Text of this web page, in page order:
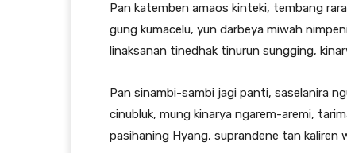
Pan katemben amaos kinteki, tembang
gung kumacelu, yun darbeya miwah
linaksanan tinedhak tinurun sungging,
Pan sinambi-sambi jagi panti, saselanira
cinubluk, mung kinarya ngarem-aremi,
pasihaning Hyang, suprandene tan kaliren